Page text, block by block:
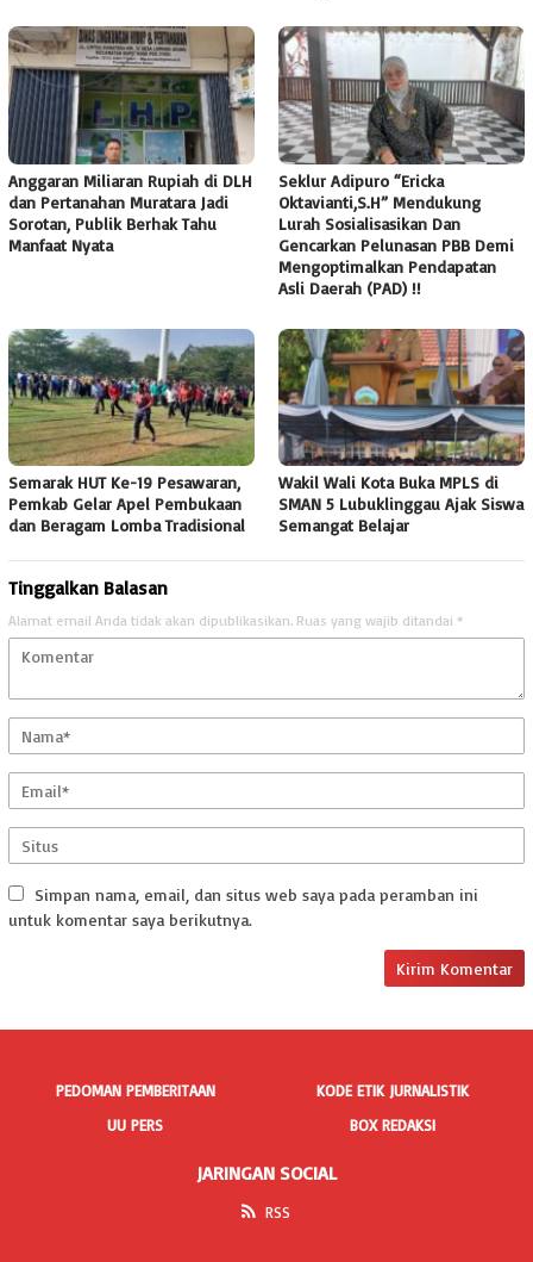
Anggaran Miliaran Rupiah di DLH
dan Pertanahan Muratara Jadi
Sorotan, Publik Berhak Tahu
Manfaat Nyata
Seklur Adipuro “Ericka
Oktavianti,S.H” Mendukung
Lurah Sosialisasikan Dan
Gencarkan Pelunasan PBB Demi
Mengoptimalkan Pendapatan
Asli Daerah (PAD) !!
Semarak HUT Ke-19 Pesawaran,
Pemkab Gelar Apel Pembukaan
dan Beragam Lomba Tradisional
Wakil Wali Kota Buka MPLS di
SMAN 5 Lubuklinggau Ajak Siswa
Semangat Belajar
Tinggalkan Balasan
Alamat email Anda tidak akan dipublikasikan. Ruas yang wajib ditandai *
Simpan nama, email, dan situs web saya pada peramban ini
untuk komentar saya berikutnya.
PEDOMAN PEMBERITAAN
KODE ETIK JURNALISTIK
UU PERS
BOX REDAKSI
JARINGAN SOCIAL
RSS